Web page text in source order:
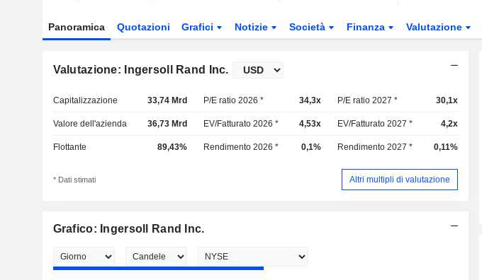
Panoramica Quotazioni Grafici Notizie Società Finanza Valutazione
Valutazione: Ingersoll Rand Inc.
Capitalizzazione 33,74 Mrd P/E ratio 2026 * 34,3x P/E ratio 2027 * 30,1x
Valore dell'azienda 36,73 Mrd EV/Fatturato 2026 * 4,53x EV/Fatturato 2027 * 4,2x
Flottante 89,43% Rendimento 2026 * 0,1% Rendimento 2027 * 0,11%
* Dati stimati Altri multipli di valutazione
Grafico: Ingersoll Rand Inc.